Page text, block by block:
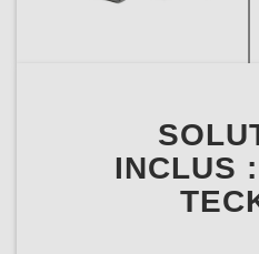
INCLUS